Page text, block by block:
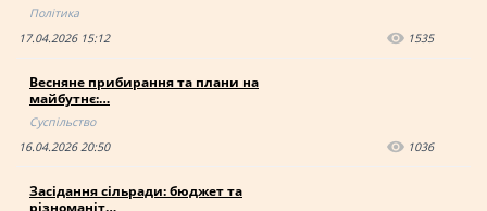
Політика
17.04.2026 15:12
1535
Весняне прибирання та плани на
майбутнє:…
Суспільство
16.04.2026 20:50
1036
Засідання сільради: бюджет та
різноманіт…